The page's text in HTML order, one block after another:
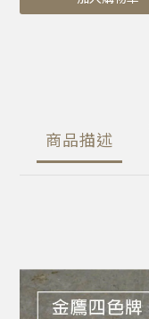
商品描述